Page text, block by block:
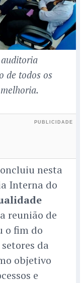
de todos os
nesta
Interna do
reunião de
o fim do
da
objetivo
e